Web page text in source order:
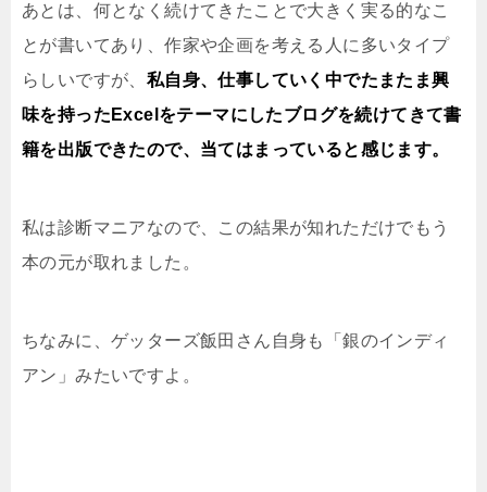
あとは、何となく続けてきたことで大きく実る的なこ
とが書いてあり、作家や企画を考える人に多いタイプ
らしいですが、 私自身、仕事していく中でたまたま興
味を持ったExcelをテーマにしたブログを続けてきて書
籍を出版できたので、当てはまっていると感じます。
私は診断マニアなので、この結果が知れただけでもう
本の元が取れました。
ちなみに、ゲッターズ飯田さん自身も「銀のインディ
アン」みたいですよ。